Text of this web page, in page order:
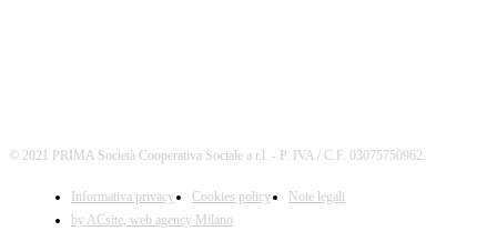
© 2021 PRIMA Società Cooperativa Sociale a r.l. - P. IVA / C.F. 03075750962
Informativa privacy Cookies policy
Note legali
by ACsite, web agency Milano